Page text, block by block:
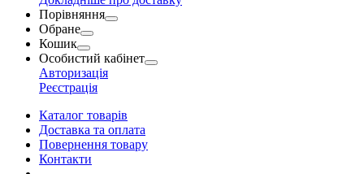
Порівняння
Обране
Кошик
Особистий кабінет
Авторизація
Реєстрація
Каталог товарів
Доставка та оплата
Повернення товару
Контакти